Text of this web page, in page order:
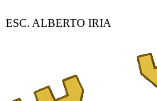
ESC. ALBERTO IRIA